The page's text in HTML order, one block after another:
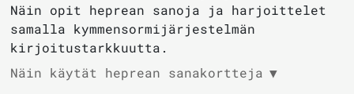
Näin opit heprean sanoja ja harjoittelet
samalla kymmensormijärjestelmän
kirjoitustarkkuutta.
Näin käytät heprean sanakortteja ▼